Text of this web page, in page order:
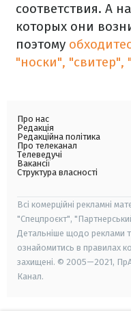
соответствия. А
которых они
поэтому
"носки", "свитер",
Про нас
Редакція
Редакційна політика
Про телеканал
Телеведучі
Вакансії
Структура власності
Всі комерційні рекламні
"Спецпроєкт",
Детальніше щодо реклами
ознайомитись в правилах
захищені. © 2005—2021,
Канал.